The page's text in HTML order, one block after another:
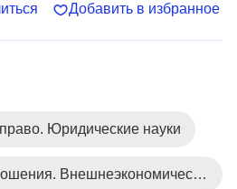
Добавить в избранное
Юридические науки
Международные отношения. Внешнеэкономическая деятельность